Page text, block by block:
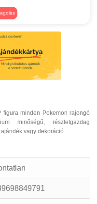
figura minden Pokemon rajongó
minőségű, részletgazdag
vagy dekoráció.